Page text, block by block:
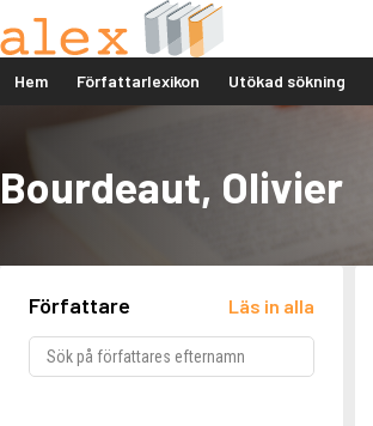
Hem Författarlexikon Utökad sökning
Bourdeaut, Olivier
Författare Läs in alla